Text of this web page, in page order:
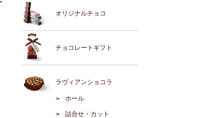
オリジナルチョコ
チョコレートギフト
ラヴィアンショコラ
ホール
詰合せ・カット